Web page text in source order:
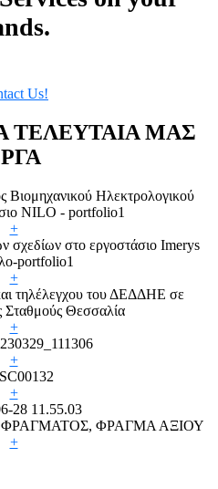
Us!
ΤΕΛΕΥΤΑΙΑ ΜΑΣ
+
+
+
+
+
ΦΡΑΓΜΑ ΑΞΙΟΥ
+